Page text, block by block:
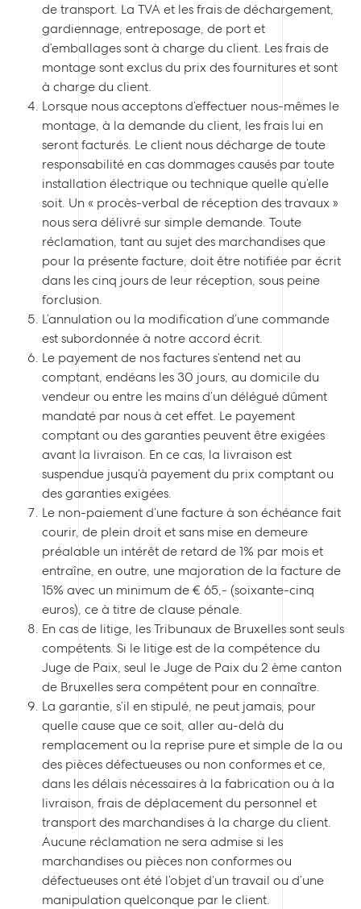
de transport. La TVA et les frais de déchargement,
gardiennage, entreposage, de port et
d’emballages sont à charge du client. Les frais de
montage sont exclus du prix des fournitures et sont
à charge du client.
Lorsque nous acceptons d’effectuer nous-mêmes le
montage, à la demande du client, les frais lui en
seront facturés. Le client nous décharge de toute
responsabilité en cas dommages causés par toute
installation électrique ou technique quelle qu’elle
soit. Un « procès-verbal de réception des travaux »
nous sera délivré sur simple demande. Toute
réclamation, tant au sujet des marchandises que
pour la présente facture, doit être notifiée par écrit
dans les cinq jours de leur réception, sous peine
forclusion.
L’annulation ou la modification d’une commande
est subordonnée à notre accord écrit.
Le payement de nos factures s’entend net au
comptant, endéans les 30 jours, au domicile du
vendeur ou entre les mains d’un délégué dûment
mandaté par nous à cet effet. Le payement
comptant ou des garanties peuvent être exigées
avant la livraison. En ce cas, la livraison est
suspendue jusqu’à payement du prix comptant ou
des garanties exigées.
Le non-paiement d’une facture à son échéance fait
courir, de plein droit et sans mise en demeure
préalable un intérêt de retard de 1% par mois et
entraîne, en outre, une majoration de la facture de
15% avec un minimum de € 65,- (soixante-cinq
euros), ce à titre de clause pénale.
En cas de litige, les Tribunaux de Bruxelles sont seuls
compétents. Si le litige est de la compétence du
Juge de Paix, seul le Juge de Paix du 2 ème canton
de Bruxelles sera compétent pour en connaître.
La garantie, s’il en stipulé, ne peut jamais, pour
quelle cause que ce soit, aller au-delà du
remplacement ou la reprise pure et simple de la ou
des pièces défectueuses ou non conformes et ce,
dans les délais nécessaires à la fabrication ou à la
livraison, frais de déplacement du personnel et
transport des marchandises à la charge du client.
Aucune réclamation ne sera admise si les
marchandises ou pièces non conformes ou
défectueuses ont été l’objet d’un travail ou d’une
manipulation quelconque par le client.